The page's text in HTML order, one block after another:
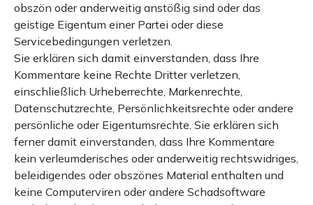
obszön oder anderweitig anstößig sind oder das
geistige Eigentum einer Partei oder diese
Servicebedingungen verletzen.
Sie erklären sich damit einverstanden, dass Ihre
Kommentare keine Rechte Dritter verletzen,
einschließlich Urheberrechte, Markenrechte,
Datenschutzrechte, Persönlichkeitsrechte oder andere
persönliche oder Eigentumsrechte. Sie erklären sich
ferner damit einverstanden, dass Ihre Kommentare
kein verleumderisches oder anderweitig rechtswidriges,
beleidigendes oder obszönes Material enthalten und
keine Computerviren oder andere Schadsoftware